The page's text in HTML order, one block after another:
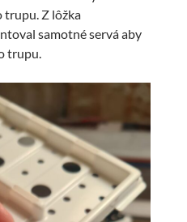
trupu. Z lôžka
samotné servá aby
trupu.